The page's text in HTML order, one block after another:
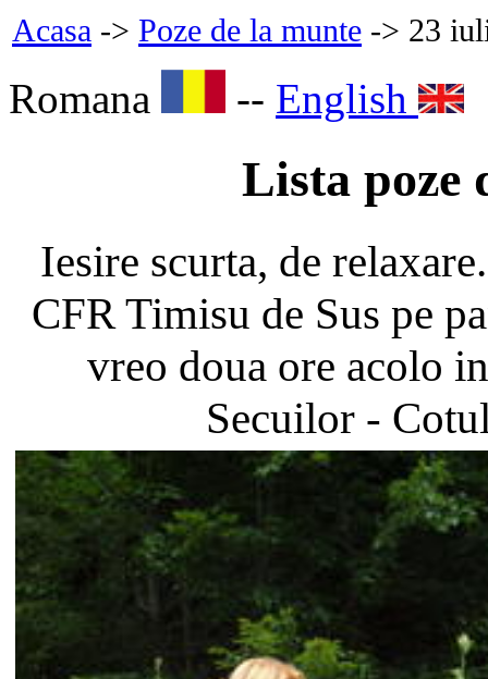
Acasa -> Poze de la munte -> 23
Romana -- English
Lista poze
Iesire scurta, de
CFR Timisu de Sus pe
vreo doua ore acolo
Secuilor -